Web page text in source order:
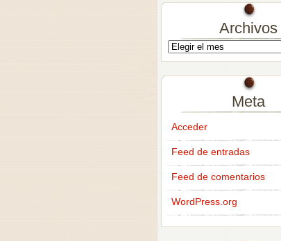
Archivos
Meta
Acceder
Feed de entradas
Feed de comentarios
WordPress.org